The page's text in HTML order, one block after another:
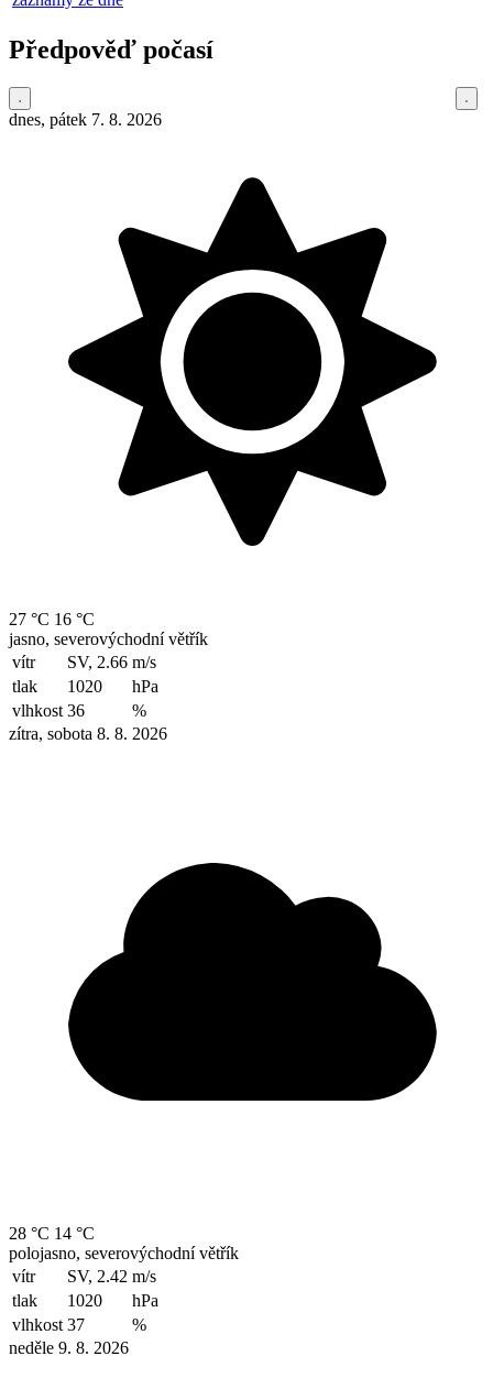
Předpověď počasí
dnes, pátek 7. 8. 2026
27 °C 16 °C
jasno, severovýchodní větřík
vítr
SV, 2.66 m/s
tlak
1020
hPa
vlhkost 36
%
zítra, sobota 8. 8. 2026
28 °C 14 °C
polojasno, severovýchodní větřík
vítr
SV, 2.42 m/s
tlak
1020
hPa
vlhkost 37
%
neděle 9. 8. 2026